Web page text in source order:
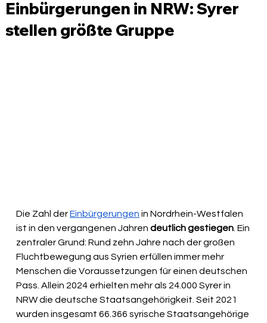
Einbürgerungen in NRW: Syrer
stellen größte Gruppe
Die Zahl der Einbürgerungen in Nordrhein-Westfalen
ist in den vergangenen Jahren deutlich gestiegen. Ein
zentraler Grund: Rund zehn Jahre nach der großen
Fluchtbewegung aus Syrien erfüllen immer mehr
Menschen die Voraussetzungen für einen deutschen
Pass. Allein 2024 erhielten mehr als 24.000 Syrer in
NRW die deutsche Staatsangehörigkeit. Seit 2021
wurden insgesamt 66.366 syrische Staatsangehörige